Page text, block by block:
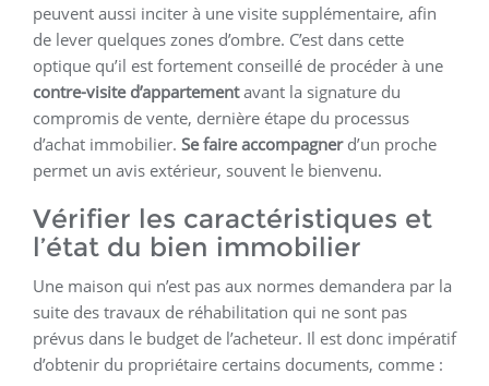
peuvent aussi inciter à une visite supplémentaire, afin
de lever quelques zones d’ombre. C’est dans cette
optique qu’il est fortement conseillé de procéder à une
contre-visite d’appartementavant la signature du
compromis de vente, dernière étape du processus
d’achat immobilier. Se faire accompagnerd’un proche
permet un avis extérieur, souvent le bienvenu.
Vérifier les caractéristiques et
l’état du bien immobilier
Une maison qui n’est pas aux normes demandera par la
suite des travaux de réhabilitation qui ne sont pas
prévus dans le budget de l’acheteur. Il est donc impératif
d’obtenir du propriétaire certains documents, comme :